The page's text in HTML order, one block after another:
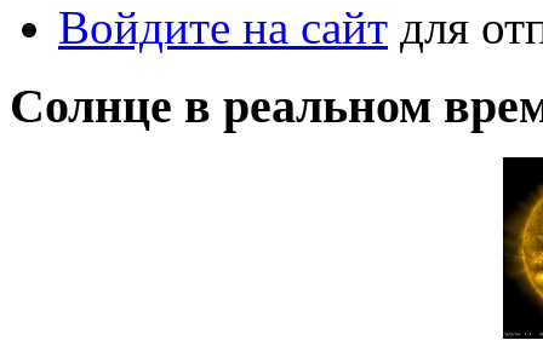
Войдите на сайт для
Солнце в реальном